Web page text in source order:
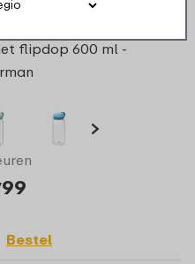
flipdop 600 ml -
99
Bestel